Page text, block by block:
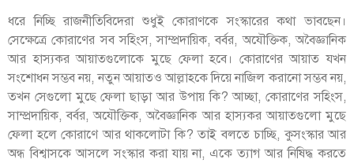
ধরে নিচ্ছি রাজনীতিবিদেরা শুধুই কোরাণকে সংস্কারের কথা ভাবছেন।
সেক্ষেত্রে কোরাণের সব সহিংস, সাম্প্রদায়িক, বর্বর, অযৌক্তিক, অবৈজ্ঞানিক
আর হাস্যকর আয়াতগুলোকে মুছে ফেলা হবে। কোরাণের আয়াত যখন
সংশোধন সম্ভব নয়, নতুন আয়াতও আল্লাহকে দিয়ে নাজিল করানো সম্ভব নয়,
তখন সেগুলো মুছে ফেলা ছাড়া আর উপায় কি? আচ্ছা, কোরাণের সহিংস,
সাম্প্রদায়িক, বর্বর, অযৌক্তিক, অবৈজ্ঞানিক আর হাস্যকর আয়াতগুলো মুছে
ফেলা হলে কোরাণে আর থাকলোটা কি? তাই বলতে চাচ্ছি, কুসংস্কার আর
অন্ধ বিশ্বাসকে আসলে সংস্কার করা যায় না, একে ত্যাগ আর নিষিদ্ধ করতে